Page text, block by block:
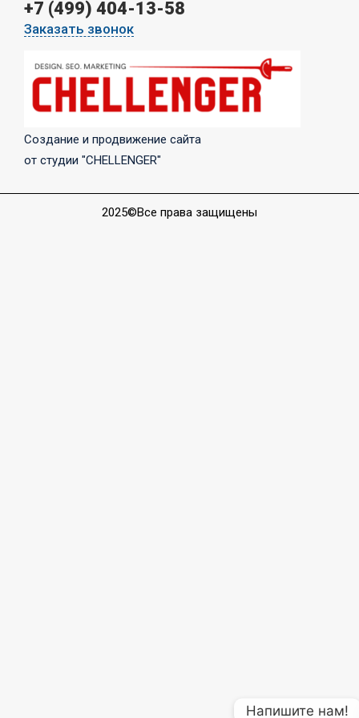
+7 (499) 404-13-58
Заказать звонок
Создание и продвижение сайта
от студии "CHELLENGER"
2025©Все права защищены
Напишите нам!